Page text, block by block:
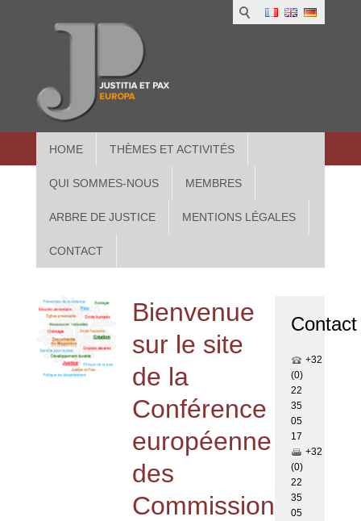
HOME THÈMES ET ACTIVITÉS
QUI SOMMES-NOUS MEMBRES
ARBRE DE JUSTICE MENTIONS LÉGALES
CONTACT
in
Bienvenue
sur le site
de la
Conférence
européenne
des
Commissions
Contact
+32
(0)
22
35
05
17
+32
(0)
22
35
05